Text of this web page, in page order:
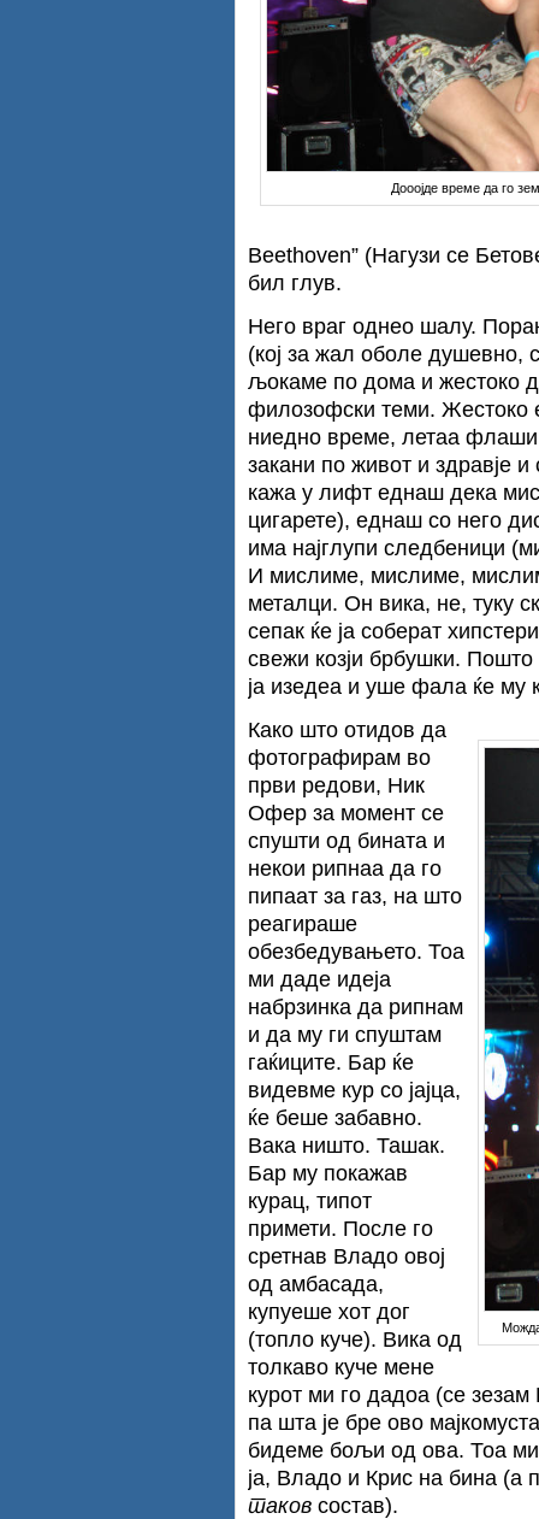
Дооојде време да го
Beethoven” (Нагузи се
бил глув.
Него враг однео шалу.
(кој за жал оболе душевно,
љокаме по дома и жестоко
филозофски теми. Жестоко
ниедно време, летаа
закани по живот и здравје
кажа у лифт еднаш дека
цигарете), еднаш со него
има најглупи следбеници
И мислиме, мислиме,
металци. Он вика, не, туку
сепак ќе ја соберат
свежи козји брбушки.
ја изедеа и уше фала ќе му
Како што отидов да
фотографирам во
први редови, Ник
Офер за момент се
спушти од бината и
некои рипнаа да го
пипаат за газ, на што
реагираше
обезбедувањето. Тоа
ми даде идеја
набрзинка да рипнам
и да му ги спуштам
гаќиците. Бар ќе
видевме кур со јајца,
ќе беше забавно.
Вака ништо. Ташак.
Бар му покажав
курац, типот
примети. После го
сретнав Владо овој
од амбасада,
купуеше хот дог
(топло куче). Вика од
толкаво куче мене
курот ми го дадоа (се
па шта је бре ово
бидеме бољи од ова. Тоа
ја, Владо и Крис на бина
таков состав).